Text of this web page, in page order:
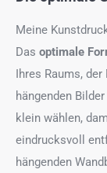
Meine
Das optimale
Ihres Raums,
hängenden
klein wählen,
eindrucksvoll
hängenden